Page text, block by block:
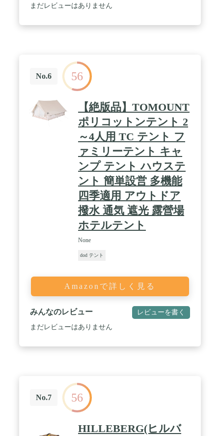
タ(TexFiber、UVPRO、PU防水、シームシール、テ
ビングとしてデイキャンプも楽しめる・コットンの
様な風合いのTexFiberポリエステルを採用。耐久撥
水性に優れたTeflonコーティングで雨天時の撤収も
まだレビューはありません
No.6 56
【絶版品】TOMOUNT
ポリコットンテント 2
～4人用 TC テント フ
ァミリーテント キャ
ンプ テント ハウステ
ント 簡単設営 多機能
四季適用 アウトドア
撥水 通気 遮光 露營場
ホテルテント
None
dod テント
Amazonで詳しく見る
みんなのレビュー レビューを書く
まだレビューはありません
No.7 56
HILLEBERG(ヒルバ